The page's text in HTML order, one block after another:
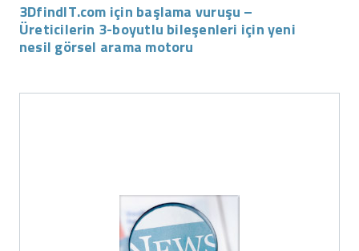
3DfindIT.com için başlama vuruşu –
Üreticilerin 3-boyutlu bileşenleri için yeni
nesil görsel arama motoru